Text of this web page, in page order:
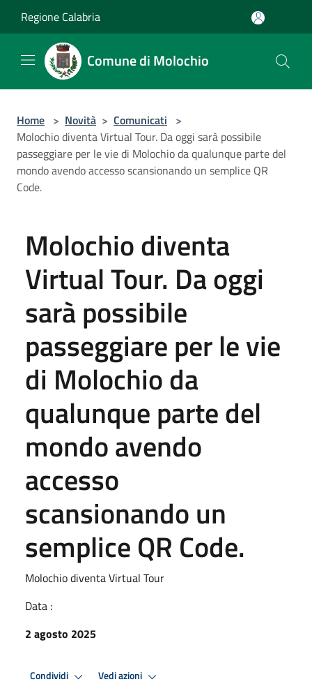
Regione Calabria
Comune di Molochio
Home > Novità > Comunicati >
Molochio diventa Virtual Tour. Da oggi sarà possibile
passeggiare per le vie di Molochio da qualunque parte del
mondo avendo accesso scansionando un semplice QR
Code.
Molochio diventa
Virtual Tour. Da oggi
sarà possibile
passeggiare per le vie
di Molochio da
qualunque parte del
mondo avendo
accesso
scansionando un
semplice QR Code.
Molochio diventa Virtual Tour
Data :
2 agosto 2025
Condividi Vedi azioni